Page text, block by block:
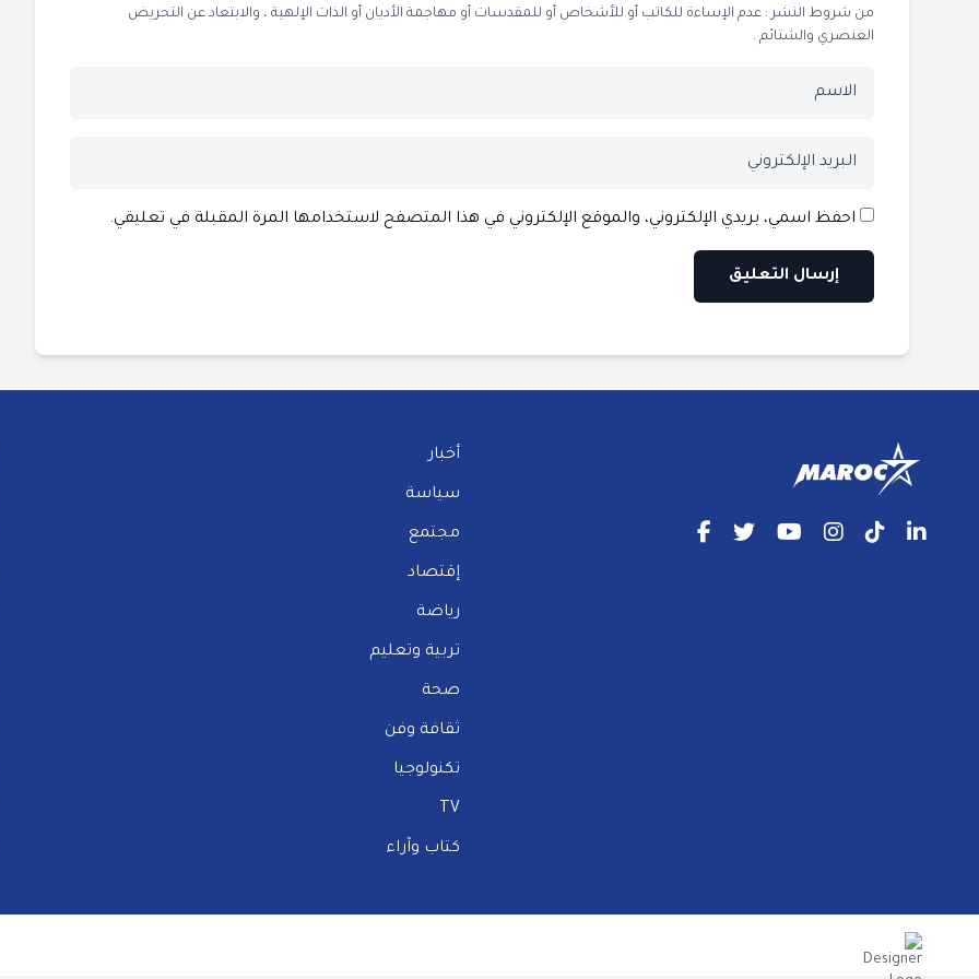
من شروط النشر : عدم الإساءة للكاتب أو للأشخاص أو للمقدسات أو مهاجمة الأديان أو الذات الإلهية ، والابتعاد عن التحريض
العنصري والشتائم .
احفظ اسمي، بريدي الإلكتروني، والموقع الإلكتروني في هذا المتصفح لاستخدامها المرة المقبلة في تعليقي.
أخبار
سياسة
مجتمع
إقتصاد
رياضة
تربية وتعليم
صحة
ثقافة وفن
تكنولوجيا
TV
كتاب وآراء